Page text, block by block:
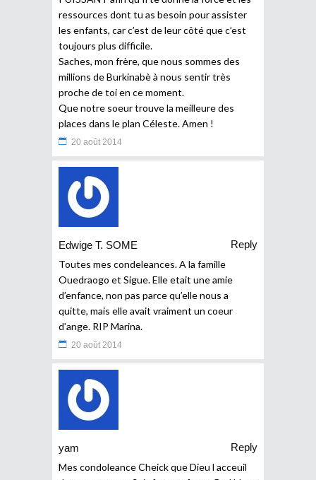
ressources dont tu as besoin pour assister
les enfants, car c’est de leur côté que c’est
toujours plus difficile.
Saches, mon frère, que nous sommes des
millions de Burkinabè à nous sentir très
proche de toi en ce moment.
Que notre soeur trouve la meilleure des
places dans le plan Céleste. Amen !
20 août 2014
Edwige T. SOME
Reply
Toutes mes condeleances. A la famille
Ouedraogo et Sigue. Elle etait une amie
d’enfance, non pas parce qu’elle nous a
quitte, mais elle avait vraiment un coeur
d’ange. RIP Marina.
20 août 2014
yam
Reply
Mes condoleance Cheick que Dieu l acceuil